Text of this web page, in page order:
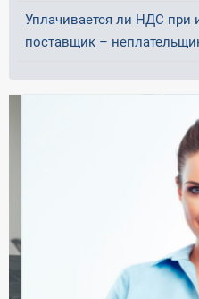
Уплачивается ли НДС при
поставщик –